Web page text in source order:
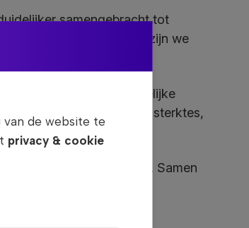
de website te
privacy & cookie
samengebracht tot
de toekomst. Daarom zijn we
kwaliteit, wetenschappelijke
eigen specialisatie en sterktes,
en de samenwerking. Samen